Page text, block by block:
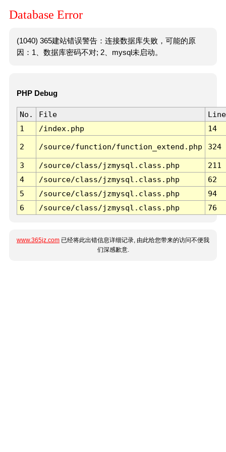
Database Error
(1040) 365建站错误警告：连接数据库失败，可能的原
因：1、数据库密码不对; 2、mysql未启动。
PHP Debug
No. File
Line
1
/index.php 14
2 /source/function/function_extend.php 324
3 /source/class/jzmysql.class.php
211
4
/source/class/jzmysql.class.php
62
5
/source/class/jzmysql.class.php
94
6
/source/class/jzmysql.class.php 76
www.365jz.com 已经将此出错信息详细记录, 由此给您带来的访问不便我
们深感歉意.